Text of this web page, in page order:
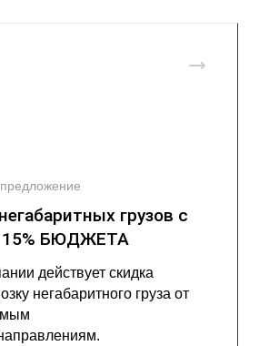
грузов с
15% БЮДЖЕТА
действует скидка
негабаритного груза от